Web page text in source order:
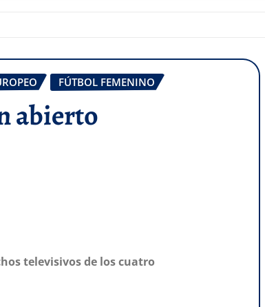
FÚTBOL FEMENINO
abierto
televisivos de los cuatro